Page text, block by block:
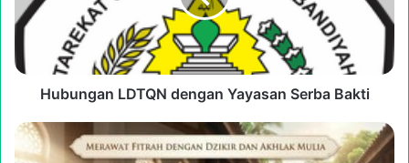
Bakti
Hubungan LDTQN dengan Yayasan Serba Bakti
KHUTBAH
IDUL